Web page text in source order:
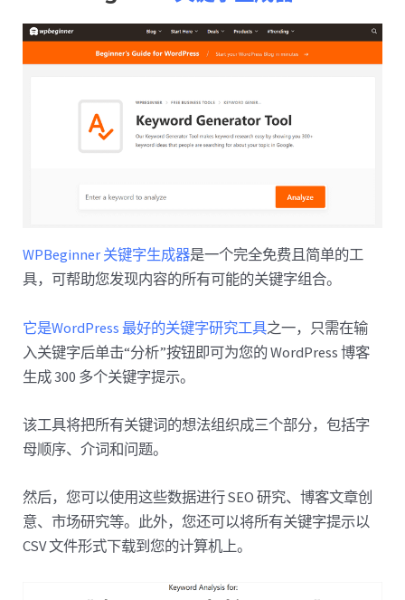
WPBeginner 关键字生成器是一个完全免费且简单的工
具，可帮助您发现内容的所有可能的关键字组合。
它是WordPress 最好的关键字研究工具之一，只需在输
入关键字后单击“分析”按钮即可为您的 WordPress 博客
生成 300 多个关键字提示。
该工具将把所有关键词的想法组织成三个部分，包括字
母顺序、介词和问题。
然后，您可以使用这些数据进行 SEO 研究、博客文章创
意、市场研究等。此外，您还可以将所有关键字提示以
CSV 文件形式下载到您的计算机上。